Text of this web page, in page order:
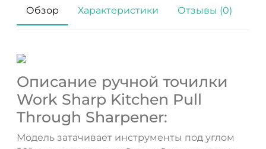
Обзор Характеристики Отзывы (0)
Описание ручной точилки
Work Sharp Kitchen Pull
Through Sharpener:
Модель затачивает инструменты под углом